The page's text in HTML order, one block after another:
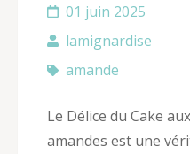
01 juin 2025
lamignardise
amande
Le Délice du Cake
amandes est une